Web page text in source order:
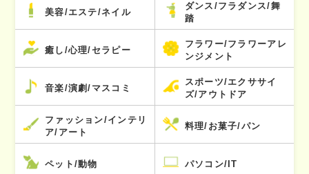
美容/エステ/ネイル
ダンス/フラダンス/舞
踏
癒し/心理/セラピー
フラワー/フラワーアレ
ンジメント
音楽/演劇/マスコミ
スポーツ/エクササイ
ズ/アウトドア
ファッション/インテリ
ア/アート
料理/お菓子/パン
ペット/動物 パソコン/IT